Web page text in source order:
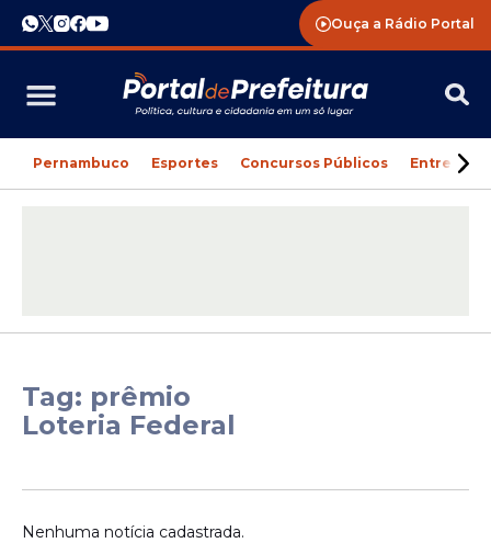
Ouça a Rádio Portal
Pernambuco Esportes Concursos Públicos
Tag: prêmio
Loteria Federal
Nenhuma notícia cadastrada.